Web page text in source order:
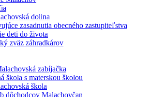
dolina
zasadnutia obecného zastupiteľstva
deti do života
zväz záhradkárov
zabíjačka
škola s materskou školou
škola
dôchodcov Malachovčan